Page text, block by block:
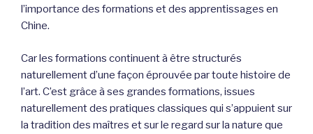
l’importance des formations et des apprentissages en
Chine.
Car les formations continuent à être structurés
naturellement d’une façon éprouvée par toute histoire de
l’art. C’est grâce à ses grandes formations, issues
naturellement des pratiques classiques qui s’appuient sur
la tradition des maîtres et sur le regard sur la nature que